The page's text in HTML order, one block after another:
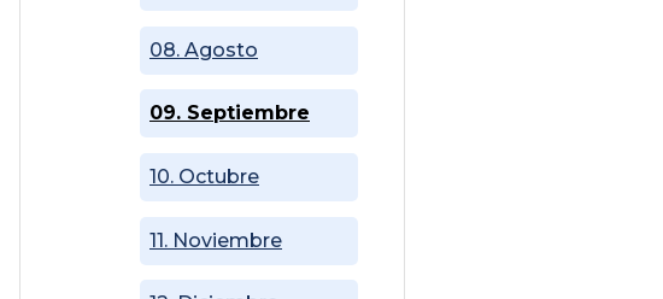
08. Agosto
09. Septiembre
10. Octubre
11. Noviembre